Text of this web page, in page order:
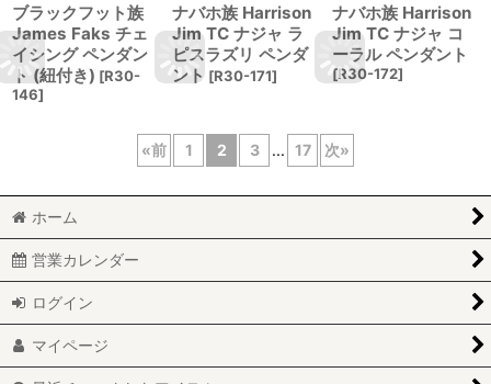
ブラックフット族
James Faks チェ
イシング ペンダン
ト (紐付き) [R30-
146]
ナバホ族 Harrison
Jim TC ナジャ ラ
ピスラズリ ペンダ
ント [R30-171]
ナバホ族 Harrison
Jim TC ナジャ コ
ーラル ペンダント
[R30-172]
«前 1 2 3 ... 17 次»
ホーム
営業カレンダー
ログイン
マイページ